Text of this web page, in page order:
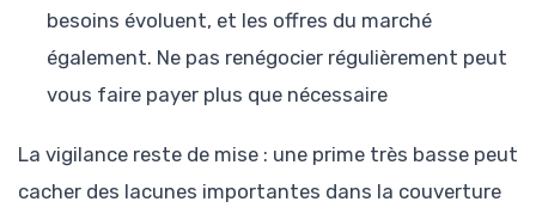
besoins évoluent, et les offres du marché
également. Ne pas renégocier régulièrement peut
vous faire payer plus que nécessaire
La vigilance reste de mise : une prime très basse peut
cacher des lacunes importantes dans la couverture